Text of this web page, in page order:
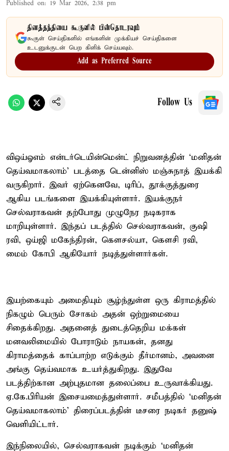
Published on: 19 Mar 2026, 2:38 pm
தினத்தந்தியை கூகுளில் பின்தொடரவும்
கூகுள் செய்திகளில் எங்களின் முக்கியச் செய்திகளை
உடனுக்குடன் பெற கிளிக் செய்யவும்.
Add as Preferred Source
Follow Us
விஒய்ஓஎம் என்டர்டெயின்மென்ட் நிறுவனத்தின் ‘மனிதன்
தெய்வமாகலாம்’ படத்தை டென்னிஸ் மஞ்சுநாத் இயக்கி
வருகிறார். இவர் ஏற்கெனவே, டிரிப், தூக்குத்துரை
ஆகிய படங்களை இயக்கியுள்ளார். இயக்குநர்
செல்வராகவன் தற்போது முழுநேர நடிகராக
மாறியுள்ளார். இந்தப் படத்தில் செல்வராகவன், குஷி
ரவி, ஒய்ஜி மகேந்திரன், கௌசல்யா, கௌசி ரவி,
மைம் கோபி ஆகியோர் நடித்துள்ளார்கள்.
இயற்கையும் அமைதியும் சூழ்ந்துள்ள ஒரு கிராமத்தில்
நிகழும் பெரும் சோகம் அதன் ஒற்றுமையை
சிதைக்கிறது. அதனைத் துடைத்தெறிய மக்கள்
மனவலிமையில் போராடும் நாயகன், தனது
கிராமத்தைக் காப்பாற்ற எடுக்கும் தீர்மானம், அவனை
அங்கு தெய்வமாக உயர்த்துகிறது. இதுவே
படத்திற்கான அற்புதமான தலைப்பை உருவாக்கியது.
ஏ.கே.பிரியன் இசையமைத்துள்ளார். சமீபத்தில் ‘மனிதன்
தெய்வமாகலாம்’ திரைப்படத்தின் டீசரை நடிகர் தனுஷ்
வெளியிட்டார்.
இந்நிலையில், செல்வராகவன் நடிக்கும் ‘மனிதன்